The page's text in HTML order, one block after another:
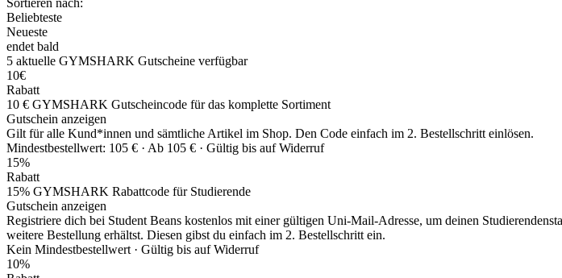
Beliebteste
Neueste
endet bald
5 aktuelle GYMSHARK Gutscheine verfügbar
10€
Rabatt
10 € GYMSHARK Gutscheincode für das komplette Sortiment
Gutschein anzeigen
Gilt für alle Kund*innen und sämtliche Artikel im Shop. Den Code einfach im 2. Bestellschritt einlösen.
Mindestbestellwert: 105 € · Ab 105 € · Gültig bis auf Widerruf
15%
Rabatt
15% GYMSHARK Rabattcode für Studierende
Gutschein anzeigen
Registriere dich bei Student Beans kostenlos mit einer gültigen Uni-Mail-Adresse, um deinen
weitere Bestellung erhältst. Diesen gibst du einfach im 2. Bestellschritt ein.
Kein Mindestbestellwert · Gültig bis auf Widerruf
10%